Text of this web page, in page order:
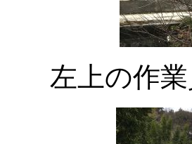
左上の作